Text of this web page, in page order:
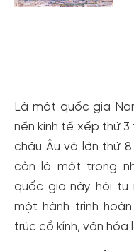
Là một quốc gia
nền kinh tế xếp thứ
châu Âu và lớn thứ
còn là một trong
quốc gia này hội
một hành trình
trúc cổ kính, văn